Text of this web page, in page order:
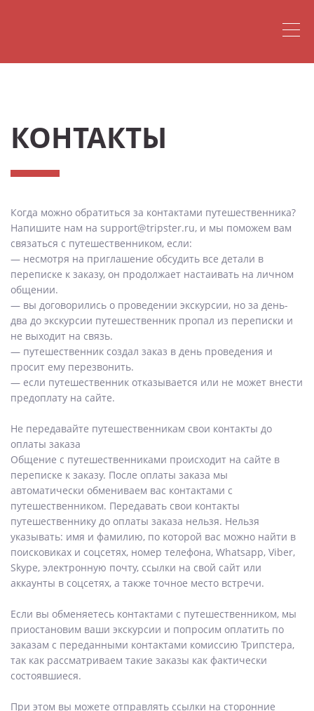
КОНТАКТЫ
Когда можно обратиться за контактами путешественника?
Напишите нам на support@tripster.ru, и мы поможем вам
связаться с путешественником, если:
— несмотря на приглашение обсудить все детали в
переписке к заказу, он продолжает настаивать на личном
общении.
— вы договорились о проведении экскурсии, но за день-
два до экскурсии путешественник пропал из переписки и
не выходит на связь.
— путешественник создал заказ в день проведения и
просит ему перезвонить.
— если путешественник отказывается или не может внести
предоплату на сайте.
Не передавайте путешественникам свои контакты до
оплаты заказа
Общение с путешественниками происходит на сайте в
переписке к заказу. После оплаты заказа мы
автоматически обмениваем вас контактами с
путешественником. Передавать свои контакты
путешественнику до оплаты заказа нельзя. Нельзя
указывать: имя и фамилию, по которой вас можно найти в
поисковиках и соцсетях, номер телефона, Whatsapp, Viber,
Skype, электронную почту, ссылки на свой сайт или
аккаунты в соцсетях, а также точное место встречи.
Если вы обменяетесь контактами с путешественником, мы
приостановим ваши экскурсии и попросим оплатить по
заказам с переданными контактами комиссию Трипстера,
так как рассматриваем такие заказы как фактически
состоявшиеся.
При этом вы можете отправлять ссылки на сторонние